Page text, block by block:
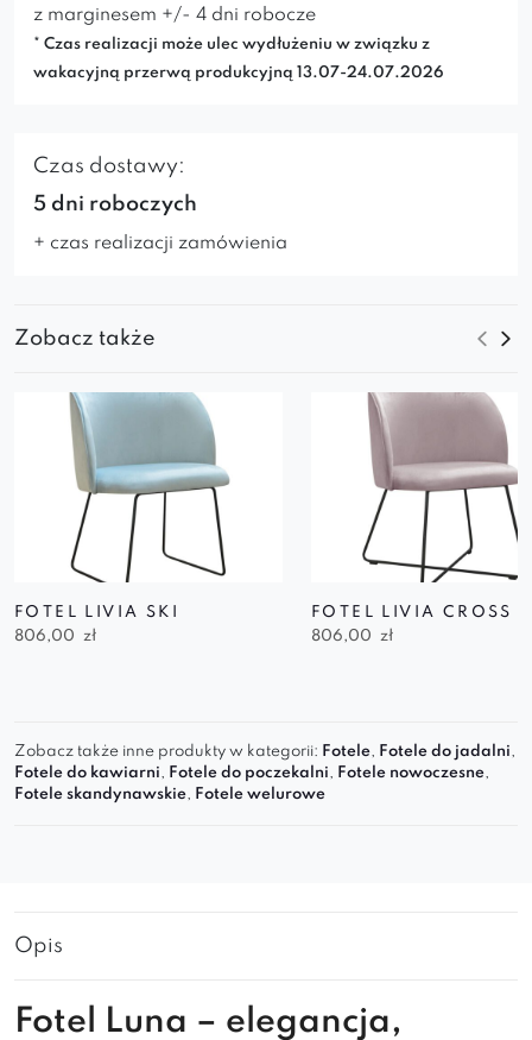
z marginesem +/- 4 dni robocze
* Czas realizacji może ulec wydłużeniu w związku z
wakacyjną przerwą produkcyjną 13.07-24.07.2026
Czas dostawy:
5 dni roboczych
+ czas realizacji zamówienia
Zobacz także
FOTEL LIVIA SKI
806,00
zł
FOTEL LIVIA CROSS
806,00
zł
Zobacz także inne produkty w kategorii: Fotele, Fotele do jadalni,
Fotele do kawiarni, Fotele do poczekalni, Fotele nowoczesne,
Fotele skandynawskie, Fotele welurowe
Opis
Fotel Luna – elegancja,